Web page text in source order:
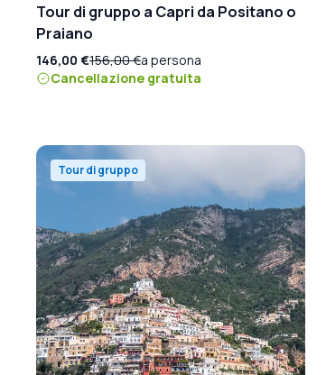
Tour di gruppo a Capri da Positano o
Praiano
146,00 €156,00 €a persona
Cancellazione gratuita
Tour di gruppo